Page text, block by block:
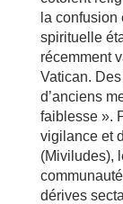
la confusion
spirituelle
récemment
Vatican.
d’anciens
faiblesse ».
vigilance et
(Miviludes),
dérives